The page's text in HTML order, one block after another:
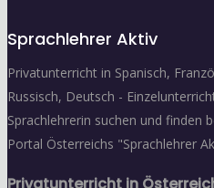
Sprachlehrer Aktiv
Privatunterricht in Spanisch,
Russisch, Deutsch -
Sprachlehrerin suchen und finden
Portal Österreichs "Sprachlehrer